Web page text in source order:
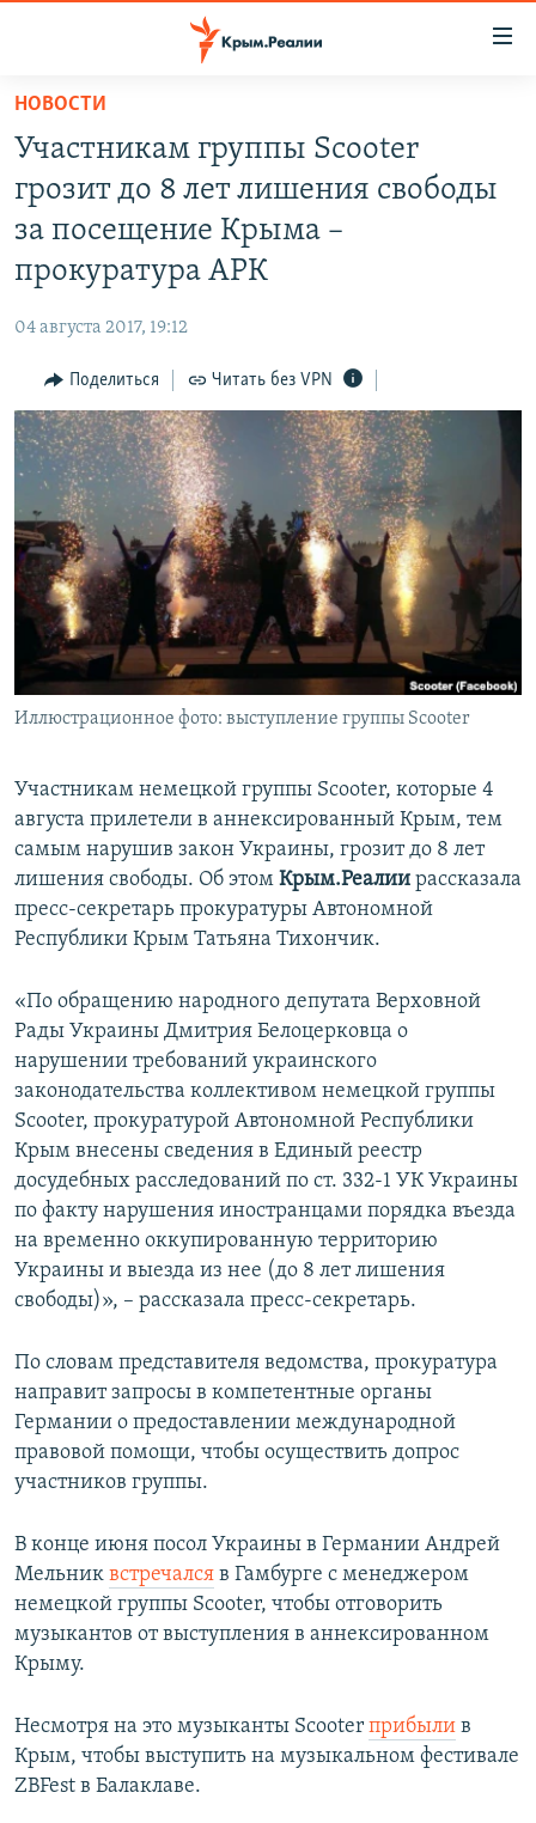
Вернуться
основному
содержанию
Вернутся
главной
Вернутся
поиску
КАРТА ВОЕННЫХ ОБЪЕКТОВ КРЫМА
ВОДА
ИНТЕРАКТИВ
ИНФОГРАФИКА
ТЕЛЕПРОЕКТ КРЫМ.РЕАЛИИ
СОВЕТЫ ПРАВОЗАЩИТНИКОВ
ПРОПАВШИЕ БЕЗ ВЕСТИ
ПОБЕДИТЕЛЕЙ НЕ СУДЯТ?
КРЫМ.НЕПОКОРЕННЫЙ
ELIFBE
УКРАИНСКАЯ ПРОБЛЕМА КРЫМА
РАДІО СВОБОДА
КАК ОБОЙТИ БЛОКИРОВКУ
Українською
Qırımtatar
ПРИСОЕДИНЯЙТЕСЬ!
Все сайты RFE/RL
НОВОСТИ
Участникам группы Scooter
грозит до 8 лет лишения свободы
за посещение Крыма –
прокуратура АРК
04 августа 2017, 19:12
Поделиться Читать без VPN
Иллюстрационное фото: выступление группы Scooter
Участникам немецкой группы Scooter, которые 4
августа прилетели в аннексированный Крым, тем
самым нарушив закон Украины, грозит до 8 лет
лишения свободы. Об этом Крым.Реалии рассказала
пресс-секретарь прокуратуры Автономной
Республики Крым Татьяна Тихончик.
«По обращению народного депутата Верховной
Рады Украины Дмитрия Белоцерковца о
нарушении требований украинского
законодательства коллективом немецкой группы
Scooter, прокуратурой Автономной Республики
Крым внесены сведения в Единый реестр
досудебных расследований по ст. 332-1 УК Украины
по факту нарушения иностранцами порядка въезда
на временно оккупированную территорию
Украины и выезда из нее (до 8 лет лишения
свободы)», – рассказала пресс-секретарь.
По словам представителя ведомства, прокуратура
направит запросы в компетентные органы
Германии о предоставлении международной
правовой помощи, чтобы осуществить допрос
участников группы.
В конце июня посол Украины в Германии Андрей
Мельник встречался в Гамбурге с менеджером
немецкой группы Scooter, чтобы отговорить
музыкантов от выступления в аннексированном
Крыму.
Несмотря на это музыканты Scooter прибыли в
Крым, чтобы выступить на музыкальном фестивале
ZBFest в Балаклаве.